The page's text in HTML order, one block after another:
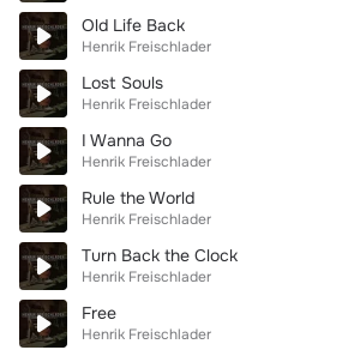
Old Life Back
Henrik Freischlader
Lost Souls
Henrik Freischlader
I Wanna Go
Henrik Freischlader
Rule the World
Henrik Freischlader
Turn Back the Clock
Henrik Freischlader
Free
Henrik Freischlader